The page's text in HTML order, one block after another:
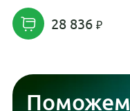
28 836
Поможем